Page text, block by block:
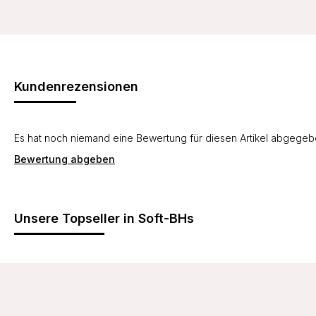
Kundenrezensionen
Es hat noch niemand eine Bewertung für diesen Artikel
Bewertung abgeben
Unsere Topseller in Soft-BHs